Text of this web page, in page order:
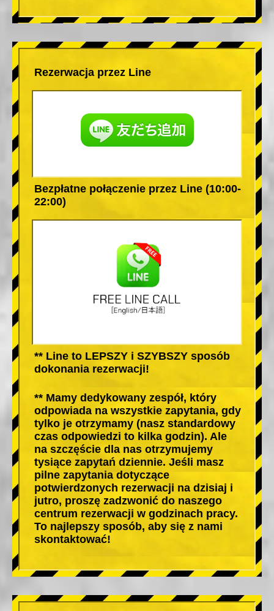
Rezerwacja przez Line
Bezpłatne połączenie przez Line (10:00-
22:00)
** Line to LEPSZY i SZYBSZY sposób
dokonania rezerwacji!
** Mamy dedykowany zespół, który
odpowiada na wszystkie zapytania, gdy
tylko je otrzymamy (nasz standardowy
czas odpowiedzi to kilka godzin). Ale
na szczęście dla nas otrzymujemy
tysiące zapytań dziennie. Jeśli masz
pilne zapytania dotyczące
potwierdzonych rezerwacji na dzisiaj i
jutro, proszę zadzwonić do naszego
centrum rezerwacji w godzinach pracy.
To najlepszy sposób, aby się z nami
skontaktować!